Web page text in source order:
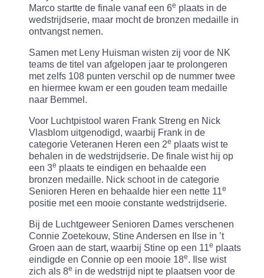
Marco startte de finale vanaf een 6e plaats in de
wedstrijdserie, maar mocht de bronzen medaille in
ontvangst nemen.
Samen met Leny Huisman wisten zij voor de NK
teams de titel van afgelopen jaar te prolongeren
met zelfs 108 punten verschil op de nummer twee
en hiermee kwam er een gouden team medaille
naar Bemmel.
Voor Luchtpistool waren Frank Streng en Nick
Vlasblom uitgenodigd, waarbij Frank in de
categorie Veteranen Heren een 2e plaats wist te
behalen in de wedstrijdserie. De finale wist hij op
een 3e plaats te eindigen en behaalde een
bronzen medaille. Nick schoot in de categorie
Senioren Heren en behaalde hier een nette 11e
positie met een mooie constante wedstrijdserie.
Bij de Luchtgeweer Senioren Dames verschenen
Connie Zoetekouw, Stine Andersen en Ilse in ’t
Groen aan de start, waarbij Stine op een 11e plaats
eindigde en Connie op een mooie 18e. Ilse wist
zich als 8e in de wedstrijd nipt te plaatsen voor de